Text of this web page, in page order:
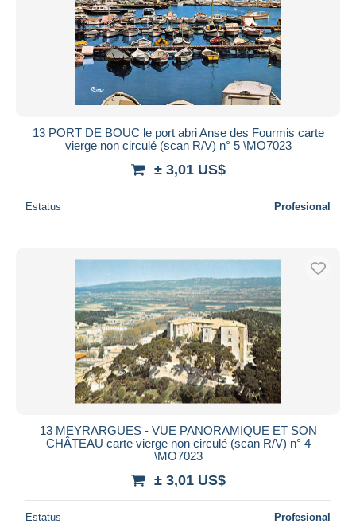
13 PORT DE BOUC le port abri Anse des Fourmis carte
vierge non circulé (scan R/V) n° 5 \MO7023
± 3,01 US$
Estatus Profesional
13 MEYRARGUES - VUE PANORAMIQUE ET SON
CHÂTEAU carte vierge non circulé (scan R/V) n° 4
\MO7023
± 3,01 US$
Estatus Profesional